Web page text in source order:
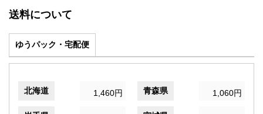
送料について
ゆうパック・宅配便
北海道 1,460円 青森県 1,060円